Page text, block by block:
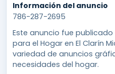
Información del anuncio
786-287-2695
Este anuncio fue
para el Hogar en El Clarín
variedad de anuncios
necesidades del hogar.